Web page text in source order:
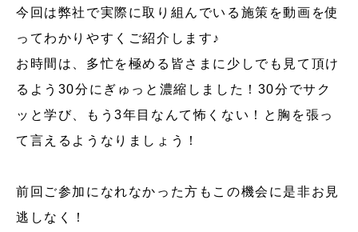
今回は弊社で実際に取り組んでいる施策を動画を使
ってわかりやすくご紹介します♪
お時間は、多忙を極める皆さまに少しでも見て頂け
るよう30分にぎゅっと濃縮しました！30分でサク
ッと学び、もう3年目なんて怖くない！と胸を張っ
て言えるようなりましょう！
前回ご参加になれなかった方もこの機会に是非お見
逃しなく！